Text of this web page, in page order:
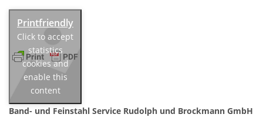
Click to accept
statistics
cookies and
enable this
content
Band- und Feinstahl Service Rudolph und Brockmann GmbH